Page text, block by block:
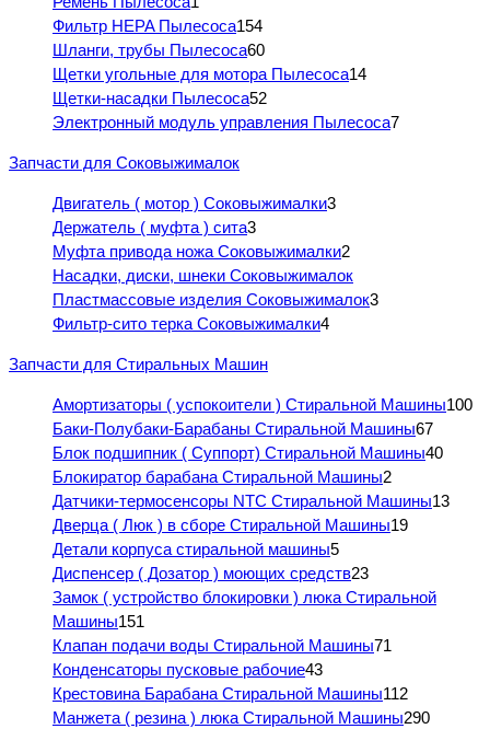
Фильтр HEPA Пылесоса154
Шланги, трубы Пылесоса60
Щетки угольные для мотора Пылесоса14
Щетки-насадки Пылесоса52
Электронный модуль управления Пылесоса7
Запчасти для Соковыжималок
Двигатель ( мотор ) Соковыжималки3
Держатель ( муфта ) сита3
Муфта привода ножа Соковыжималки2
Насадки, диски, шнеки Соковыжималок
Пластмассовые изделия Соковыжималок3
Фильтр-сито терка Соковыжималки4
Запчасти для Стиральных Машин
Амортизаторы ( успокоители ) Стиральной Машины100
Баки-Полубаки-Барабаны Стиральной Машины67
Блок подшипник ( Суппорт) Стиральной Машины40
Блокиратор барабана Стиральной Машины2
Датчики-термосенсоры NTC Стиральной Машины13
Дверца ( Люк ) в сборе Стиральной Машины19
Детали корпуса стиральной машины5
Диспенсер ( Дозатор ) моющих средств23
Замок ( устройство блокировки ) люка Стиральной
Машины151
Клапан подачи воды Стиральной Машины71
Конденсаторы пусковые рабочие43
Крестовина Барабана Стиральной Машины112
Манжета ( резина ) люка Стиральной Машины290